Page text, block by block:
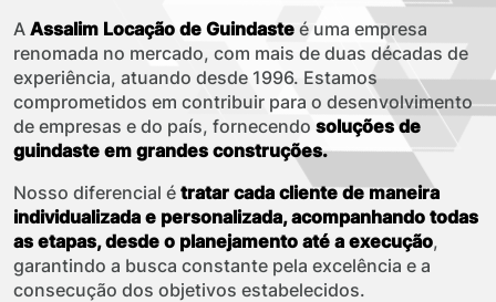
A Assalim Locação de Guindaste é uma empresa
renomada no mercado, com mais de duas décadas de
experiência, atuando desde 1996. Estamos
comprometidos em contribuir para o desenvolvimento
de empresas e do país, fornecendo soluções de
guindaste em grandes construções.
Nosso diferencial é tratar cada cliente de maneira
individualizada e personalizada, acompanhando todas
as etapas, desde o planejamento até a execução,
garantindo a busca constante pela excelência e a
consecução dos objetivos estabelecidos.